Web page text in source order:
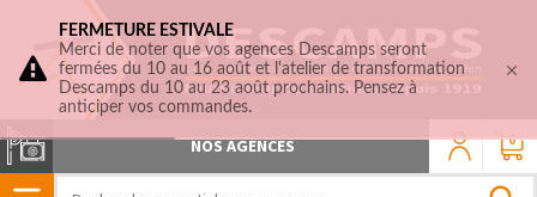
0
NOS AGENCES
FERMETURE ESTIVALE
Merci de noter que vos agences Descamps seront
fermées du 10 au 16 août et l'atelier de transformation
Descamps du 10 au 23 août prochains. Pensez à
anticiper vos commandes.